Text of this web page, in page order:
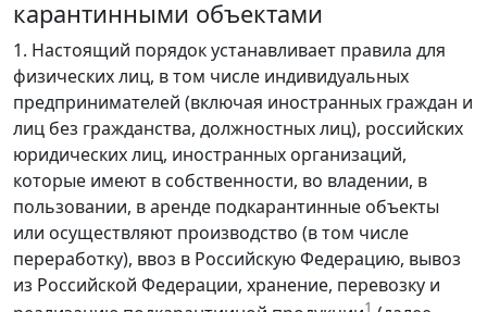
карантинными объектами
1. Настоящий порядок устанавливает правила для
физических лиц, в том числе индивидуальных
предпринимателей (включая иностранных граждан и
лиц без гражданства, должностных лиц), российских
юридических лиц, иностранных организаций,
которые имеют в собственности, во владении, в
пользовании, в аренде подкарантинные объекты
или осуществляют производство (в том числе
переработку), ввоз в Российскую Федерацию, вывоз
из Российской Федерации, хранение, перевозку и